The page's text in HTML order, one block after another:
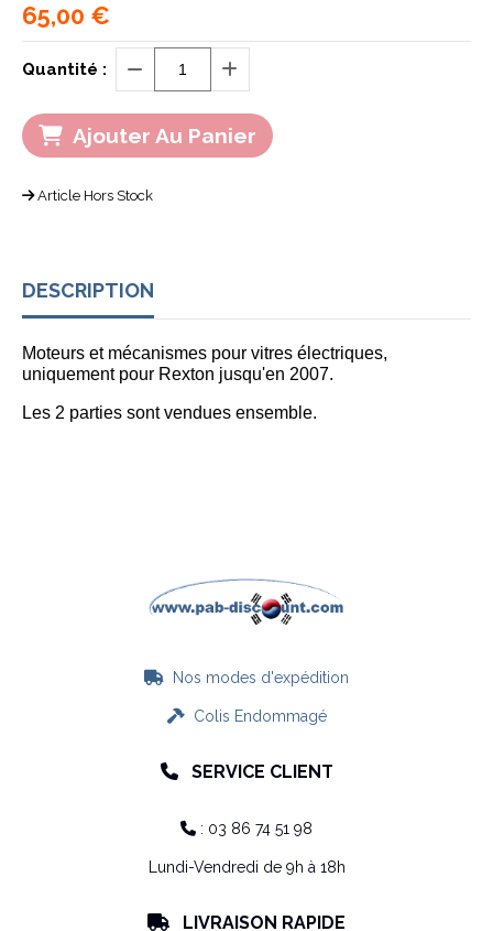
65,00 €
Quantité :
Ajouter Au Panier
Article Hors Stock
DESCRIPTION
Moteurs et mécanismes pour vitres électriques,
uniquement pour Rexton jusqu'en 2007.
Les 2 parties sont vendues ensemble.
 Nos modes d'expédition
Colis Endommagé
 SERVICE CLIENT
 : 03 86 74 51 98
Lundi-Vendredi de 9h à 18h
 LIVRAISON RAPIDE